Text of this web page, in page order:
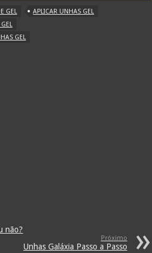
GEL
APLICAR UNHAS GEL
GEL
não?
Próximo
Unhas Galáxia Passo a Passo